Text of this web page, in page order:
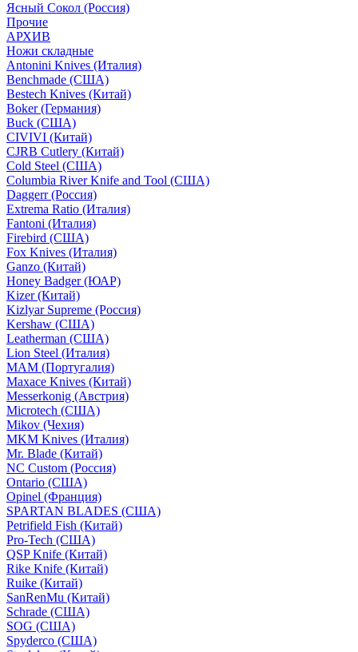
Ясный Сокол (Россия)
Прочие
АРХИВ
Ножи складные
Antonini Knives (Италия)
Benchmade (США)
Bestech Knives (Китай)
Boker (Германия)
Buck (США)
CIVIVI (Китай)
CJRB Cutlery (Китай)
Cold Steel (США)
Columbia River Knife and Tool (США)
Daggerr (Россия)
Extrema Ratio (Италия)
Fantoni (Италия)
Firebird (США)
Fox Knives (Италия)
Ganzo (Китай)
Honey Badger (ЮАР)
Kizer (Китай)
Kizlyar Supreme (Россия)
Kershaw (США)
Leatherman (США)
Lion Steel (Италия)
MAM (Португалия)
Maxace Knives (Китай)
Messerkonig (Австрия)
Microtech (США)
Mikov (Чехия)
MKM Knives (Италия)
Mr. Blade (Китай)
NC Custom (Россия)
Ontario (США)
Opinel (Франция)
SPARTAN BLADES (США)
Petrifield Fish (Китай)
Pro-Tech (США)
QSP Knife (Китай)
Rike Knife (Китай)
Ruike (Китай)
SanRenMu (Китай)
Schrade (США)
SOG (США)
Spyderco (США)